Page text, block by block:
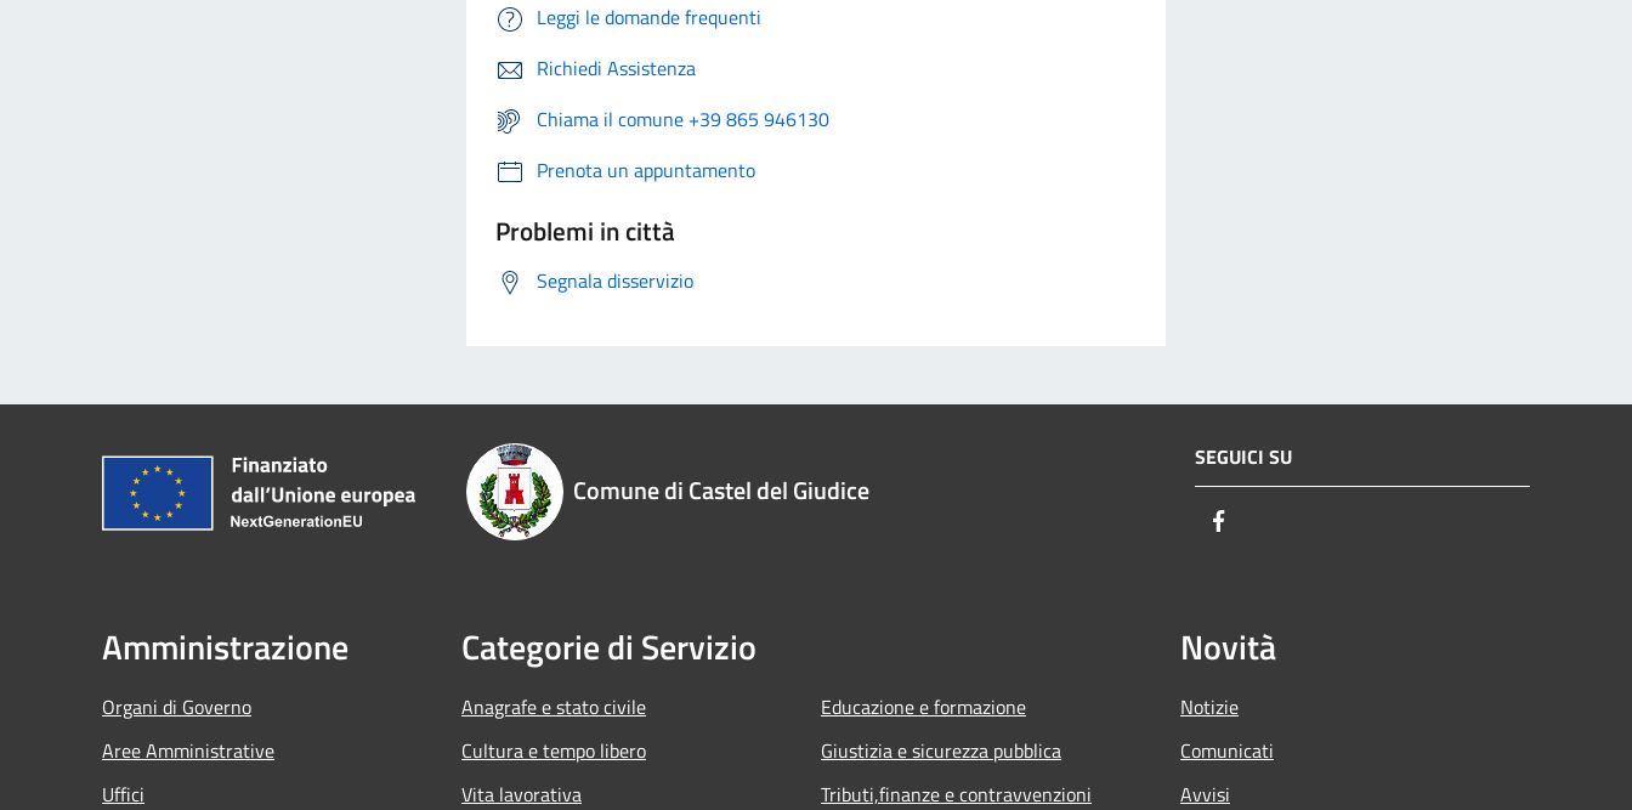
Leggi le domande frequenti
Richiedi Assistenza
Chiama il comune +39 865 946130
Prenota un appuntamento
Problemi in città
Segnala disservizio
Comune di Castel del Giudice
SEGUICI SU
Amministrazione
Organi di Governo
Aree Amministrative
Uffici
Categorie di Servizio
Anagrafe e stato civile
Cultura e tempo libero
Vita lavorativa
Educazione e formazione
Giustizia e sicurezza pubblica
Tributi,finanze e contravvenzioni
Novità
Notizie
Comunicati
Avvisi